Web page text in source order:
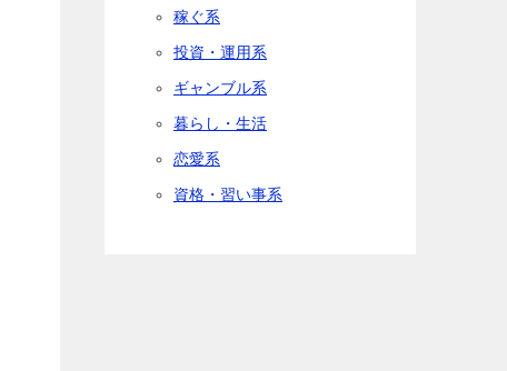
稼ぐ系
投資・運用系
ギャンブル系
暮らし・生活
恋愛系
資格・習い事系